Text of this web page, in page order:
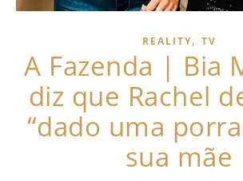
REALITY, TV
A Fazenda | Bia
diz que Rachel
“dado uma
sua mãe